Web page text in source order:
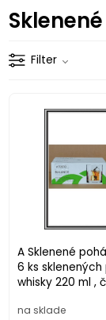
Filter
A Sklenené
6 ks
whisky 220 ml ,
na sklade